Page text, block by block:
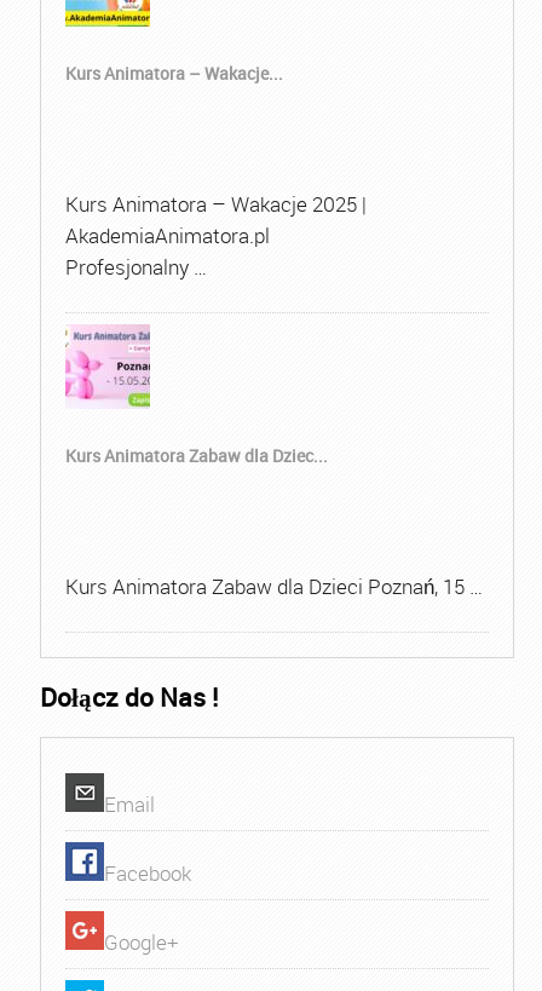
Kurs Animatora – Wakacje...
Kurs Animatora – Wakacje 2025 |
AkademiaAnimatora.pl
Profesjonalny …
Kurs Animatora Zabaw dla Dziec...
Kurs Animatora Zabaw dla Dzieci Poznań, 15 …
Dołącz do Nas !
Email
Facebook
Google+